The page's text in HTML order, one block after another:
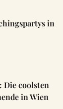
in
Die coolsten
in Wien